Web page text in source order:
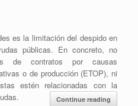
es la limitación del despido en
públicas. En concreto, no
de contratos por causas
o de producción (ETOP), ni
estén relacionadas con la
Continue reading